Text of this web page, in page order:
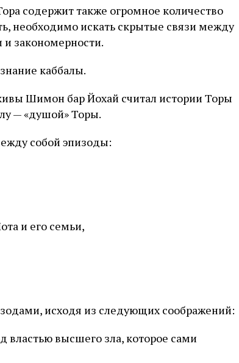
содержит также огромное количество
необходимо искать скрытые связи между
закономерности.
каббалы.
Шимон бар Йохай считал истории Торы
— «душой» Торы.
собой эпизоды:
и его семьи,
исходя из следующих соображений:
властью высшего зла, которое сами